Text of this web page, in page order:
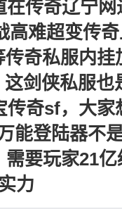
传奇辽宁
难超变传
奇私服内挂
剑侠私服也
传奇sf，大家
能登陆器不
要玩家21
力